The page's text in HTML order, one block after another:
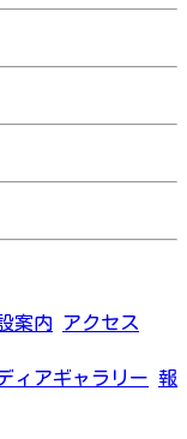
案内 アクセス
ィアギャラリー 報